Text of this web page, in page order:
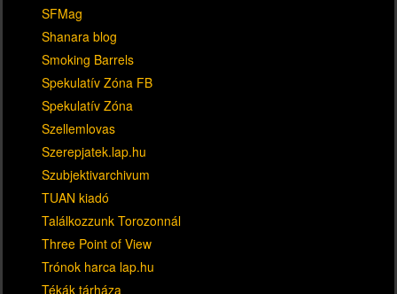
SFMag
Shanara blog
Smoking Barrels
Spekulatív Zóna FB
Spekulatív Zóna
Szellemlovas
Szerepjatek.lap.hu
Szubjektivarchivum
TUAN kiadó
Találkozzunk Torozonnál
Three Point of View
Trónok harca lap.hu
Tékák tárháza